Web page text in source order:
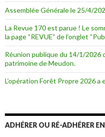
Assemblée Générale le 25/4/
La Revue 170 est parue ! Le
la page “REVUE” de l’onglet
Réunion publique du 14/1/2026
patrimoine de Meudon.
L’opération Forêt Propre 2026 a
ADHÉRER OU RÉ-ADHÉRER